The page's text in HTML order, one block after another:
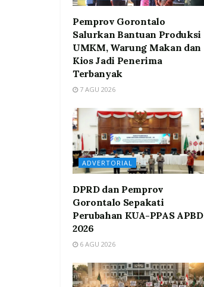
Pemprov Gorontalo
Salurkan Bantuan Produksi
UMKM, Warung Makan dan
Kios Jadi Penerima
Terbanyak
7 AGU 2026
ADVERTORIAL
DPRD dan Pemprov
Gorontalo Sepakati
Perubahan KUA-PPAS APBD
2026
6 AGU 2026